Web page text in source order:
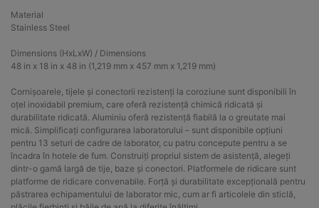
Material
Stainless Steel
Dimensions (HxLxW) / Dimensions
48 in x 18 in x 48 in (1,219 mm x 457 mm x 1,219 mm)
Cornișoarele, tijele și conectorii rezistenți la coroziune sunt disponibili în
oțel inoxidabil premium, care oferă rezistență chimică ridicată și
durabilitate ridicată. Aluminiu oferă rezistență fiabilă la o greutate mai
mică. Simplificați configurarea laboratorului – sunt disponibile opțiuni
pentru 13 seturi de cadre de laborator, cu patru concepute pentru a se
încadra în hotele de fum. Construiți propriul sistem de asistență, alegeți
dintr-o gamă largă de tije, baze și conectori. Platformele de ridicare sunt
platforme de ridicare convenabile. Forță și durabilitate excepțională pentru
păstrarea echipamentului de laborator mic, cum ar fi articolele din sticlă,